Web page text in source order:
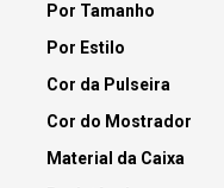
Por Tamanho
Por Estilo
Cor da Pulseira
Cor do Mostrador
Material da Caixa